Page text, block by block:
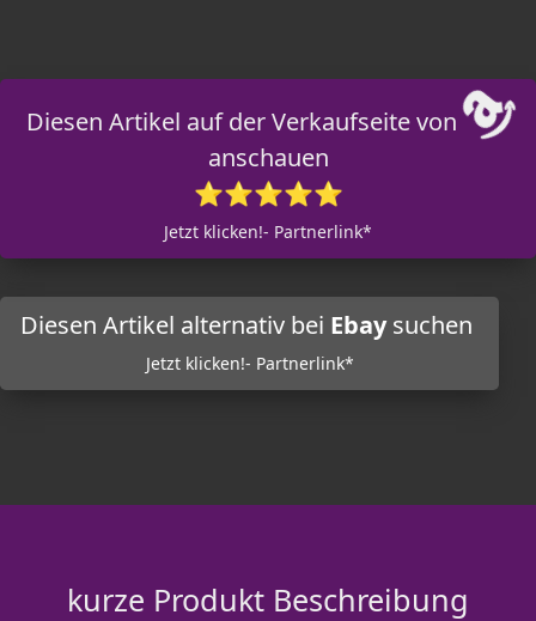
Diesen Artikel auf der Verkaufseite von
anschauen
⭐⭐⭐⭐⭐
Jetzt klicken!- Partnerlink*
Diesen Artikel alternativ bei Ebaysuchen
Jetzt klicken!- Partnerlink*
kurze Produkt Beschreibung